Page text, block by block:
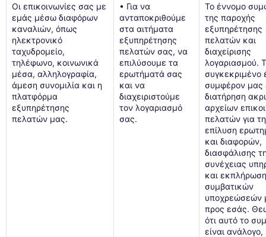
Οι επικοινωνίες σας με
εμάς μέσω διαφόρων
καναλιών, όπως
ηλεκτρονικό
ταχυδρομείο,
τηλέφωνο, κοινωνικά
μέσα, αλληλογραφία,
άμεση συνομιλία και η
πλατφόρμα
εξυπηρέτησης
πελατών μας.
• Για να
ανταποκριθούμε
στα αιτήματα
εξυπηρέτησης
πελατών σας, να
επιλύσουμε τα
ερωτήματά σας
και να
διαχειριστούμε
τον λογαριασμό
σας.
Το έννομο
της παροχής
εξυπηρέτησης
πελατών και
διαχείρισης
λογαριασμού.
συγκεκριμένο
συμφέρον μας
διατήρηση
αρχείων
πελατών για
επίλυση
και διαφορών,
διασφάλισης
συνέχειας
και
συμβατικών
υποχρεώσεών
προς εσάς.
ότι αυτό το
είναι ανάλογο,